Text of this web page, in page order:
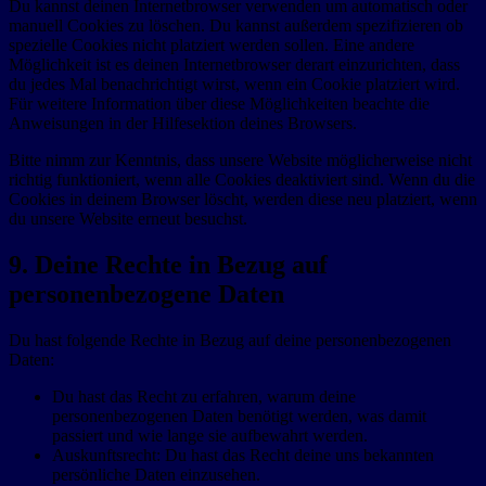
Du kannst deinen Internetbrowser verwenden um automatisch oder
manuell Cookies zu löschen. Du kannst außerdem spezifizieren ob
spezielle Cookies nicht platziert werden sollen. Eine andere
Möglichkeit ist es deinen Internetbrowser derart einzurichten, dass
du jedes Mal benachrichtigt wirst, wenn ein Cookie platziert wird.
Für weitere Information über diese Möglichkeiten beachte die
Anweisungen in der Hilfesektion deines Browsers.
Bitte nimm zur Kenntnis, dass unsere Website möglicherweise nicht
richtig funktioniert, wenn alle Cookies deaktiviert sind. Wenn du die
Cookies in deinem Browser löscht, werden diese neu platziert, wenn
du unsere Website erneut besuchst.
9. Deine Rechte in Bezug auf
personenbezogene Daten
Du hast folgende Rechte in Bezug auf deine personenbezogenen
Daten:
Du hast das Recht zu erfahren, warum deine
personenbezogenen Daten benötigt werden, was damit
passiert und wie lange sie aufbewahrt werden.
Auskunftsrecht: Du hast das Recht deine uns bekannten
persönliche Daten einzusehen.